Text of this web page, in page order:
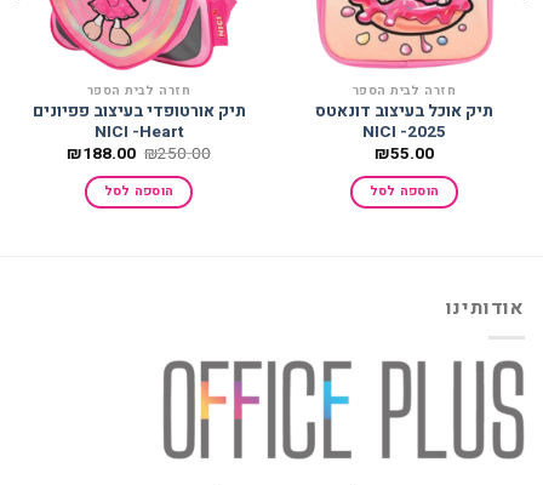
חזרה לבית הספר
תיק אוכל בעיצוב דונאטס
2025- NICI
₪55.00
הוספה לסל
חזרה לבית הספר
תיק אורטופדי בעיצוב פפיונים
NICI -Heart
₪250.00 המחיר
היה:
₪250.00.
₪188.00 המחיר
הוספה לסל
אודותינו